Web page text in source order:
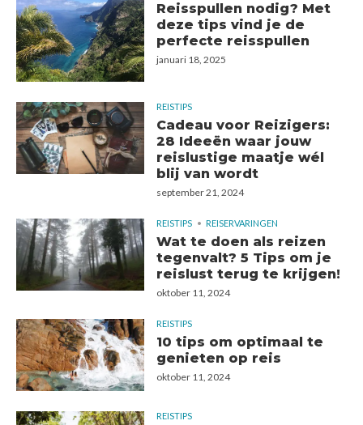
Reisspullen nodig? Met
deze tips vind je de
perfecte reisspullen
januari 18, 2025
REISTIPS
Cadeau voor Reizigers:
28 Ideeën waar jouw
reislustige maatje wél
blij van wordt
september 21, 2024
REISTIPS REISERVARINGEN
Wat te doen als reizen
tegenvalt? 5 Tips om je
reislust terug te krijgen!
oktober 11, 2024
REISTIPS
10 tips om optimaal te
genieten op reis
oktober 11, 2024
REISTIPS